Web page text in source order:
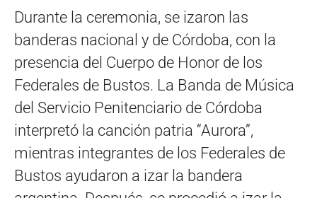
Durante la ceremonia, se izaron las
banderas nacional y de Córdoba, con la
presencia del Cuerpo de Honor de los
Federales de Bustos. La Banda de Música
del Servicio Penitenciario de Córdoba
interpretó la canción patria “Aurora”,
mientras integrantes de los Federales de
Bustos ayudaron a izar la bandera